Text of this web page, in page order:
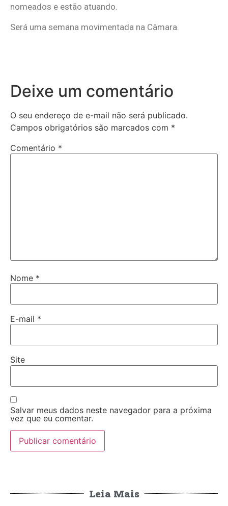
nomeados e estão atuando.
Será uma semana movimentada na Câmara.
Deixe um comentário
O seu endereço de e-mail não será publicado.
Campos obrigatórios são marcados com *
Comentário *
Nome *
E-mail *
Site
Salvar meus dados neste navegador para a próxima
vez que eu comentar.
Leia Mais